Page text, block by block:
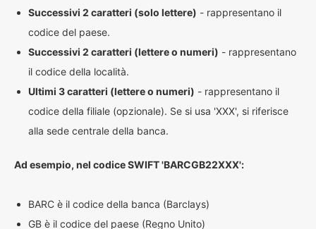
Successivi 2 caratteri (solo lettere) - rappresentano il
codice del paese.
Successivi 2 caratteri (lettere o numeri) - rappresentano
il codice della località.
Ultimi 3 caratteri (lettere o numeri) - rappresentano il
codice della filiale (opzionale). Se si usa 'XXX', si riferisce
alla sede centrale della banca.
Ad esempio, nel codice SWIFT 'BARCGB22XXX':
BARC è il codice della banca (Barclays)
GB è il codice del paese (Regno Unito)